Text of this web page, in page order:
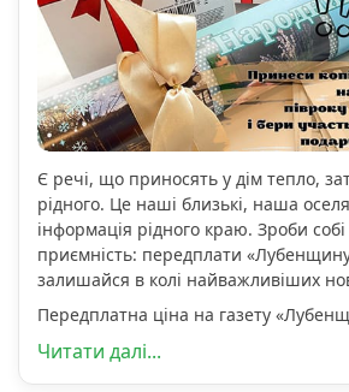
Є речі, що приносять у дім тепло,
рідного. Це наші близькі, наша
інформація рідного краю. Зроби
приємність: передплати
залишайся в колі найважливіших
Передплатна ціна на газету
Читати далі...